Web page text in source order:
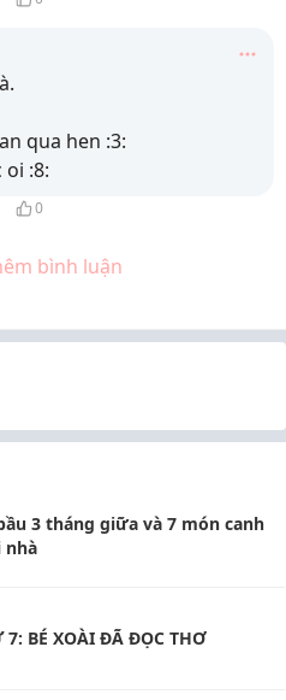
qua hen :3:
oi :8:
0
bình luận
3 tháng giữa và 7 món canh
nhà
7: BÉ XOÀI ĐÃ ĐỌC THƠ